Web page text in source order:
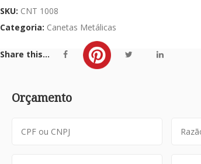
SKU: CNT 1008
Categoria: Canetas Metálicas
Share this...
Orçamento